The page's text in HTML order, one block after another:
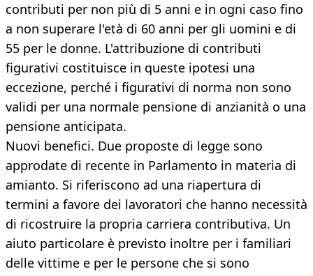
contributi per non più di 5 anni e in ogni caso fino
a non superare l'età di 60 anni per gli uomini e di
55 per le donne. L'attribuzione di contributi
figurativi costituisce in queste ipotesi una
eccezione, perché i figurativi di norma non sono
validi per una normale pensione di anzianità o una
pensione anticipata.
Nuovi benefici. Due proposte di legge sono
approdate di recente in Parlamento in materia di
amianto. Si riferiscono ad una riapertura di
termini a favore dei lavoratori che hanno necessità
di ricostruire la propria carriera contributiva. Un
aiuto particolare è previsto inoltre per i familiari
delle vittime e per le persone che si sono